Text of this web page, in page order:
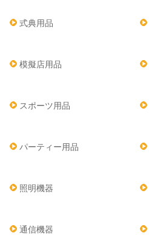
式典用品
模擬店用品
スポーツ用品
パーティー用品
照明機器
通信機器